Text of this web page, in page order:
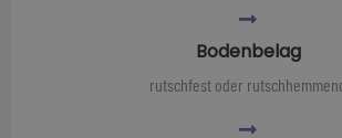
Bodenbelag
rutschfest oder